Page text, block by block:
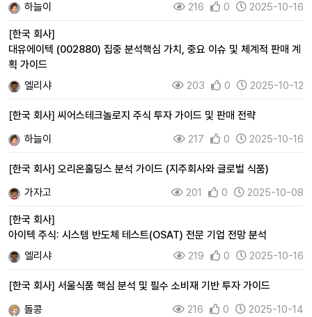
하늘이
216 0 2025-10-16
[한국 회사]
대유에이텍 (002880) 집중 분석핵심 가치, 중요 이슈 및 체계적 판매 계
획 가이드
엘리샤
203 0 2025-10-12
[한국 회사] 씨어스테크놀로지 주식 투자 가이드 및 판매 전략
하늘이
217 0 2025-10-16
[한국 회사] 오리온홀딩스 분석 가이드 (지주회사와 글로벌 식품)
가자고
201 0 2025-10-08
[한국 회사]
아이텍 주식: 시스템 반도체 테스트(OSAT) 전문 기업 전망 분석
엘리샤
219 0 2025-10-16
[한국 회사] 서울식품 핵심 분석 및 필수 소비재 기반 투자 가이드
돌콩
216 0 2025-10-14